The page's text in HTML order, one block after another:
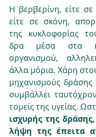
H βερβερίνη, είτε
είτε σε σκόνη,
της κυκλοφορίας
δρα μέσα στα
οργανισμού,
άλλα μόρια. Χάρη
μηχανισμούς δράσης
συμβάλλει
τομείς της υγείας.
ισχυρής της
λήψη της έπειτα